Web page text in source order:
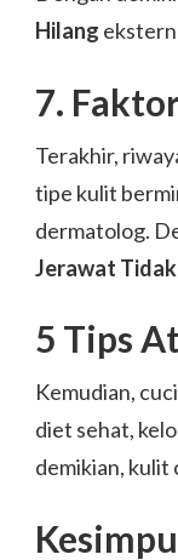
Hilang
7.
Terakhir,
tipe kulit
dermatolog.
Jerawat
5 Tips
Kemudian,
diet sehat,
demikian, kulit